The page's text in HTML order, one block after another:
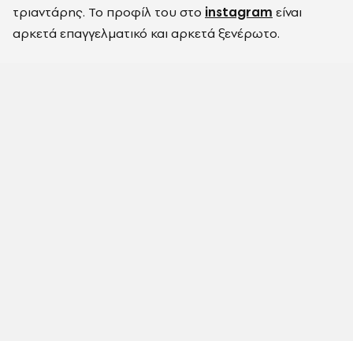
τριαντάρης. Το προφίλ του στο instagram είναι
αρκετά επαγγελματικό και αρκετά ξενέρωτο.